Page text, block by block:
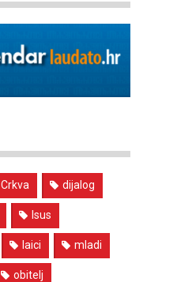
Crkva dijalog
Isus
laici mladi
obitelj